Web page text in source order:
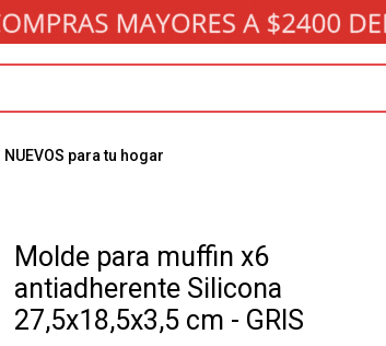
NUEVOS para tu hogar
Molde para muffin x6
antiadherente Silicona
27,5x18,5x3,5 cm - GRIS